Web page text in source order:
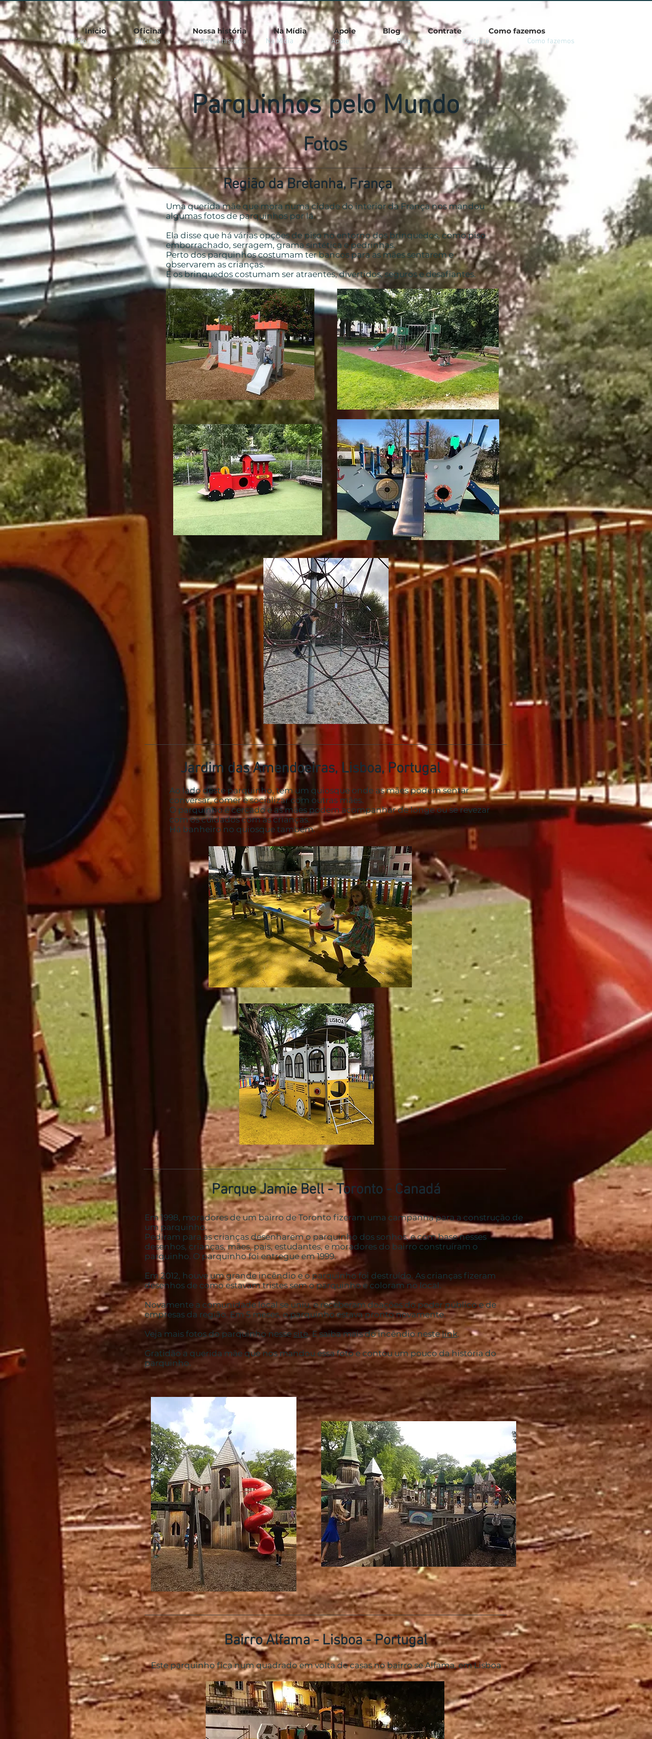
Início Oficinas Nossa história Na Mídia Apoie Blog Contrate Como fazemos
Parquinhos pelo Mundo
Fotos
Região da Bretanha, França
Uma querida mãe que mora numa cidade do interior da França nos mandou
algumas fotos de parquinhos por lá.
Ela disse que há várias opções de piso no entorno dos brinquedos, como piso
emborrachado, serragem, grama sintética e pedrinhas.
Perto dos parquinhos costumam ter bancos para as mães sentarem e
observarem as crianças.
E os brinquedos costumam ser atraentes, divertidos, seguros e desafiantes.
Jardim das Amendoeiras, Lisboa, Portugal
Ao lado deste parquinho, tem um quiosque onde as mães podem sentar
conversar, comer e socializar com outras mães.
O parquinho é cercado e as mães podem acompanhar de longe ou se revezar
com os cuidados com as crianças.
Há banheiro no quiosque também.
Parque Jamie Bell - Toronto - Canadá
Em 1998, moradores de um bairro de Toronto fizeram uma campanha para a construção de
um parquinho.
Pediram para as crianças desenharem o parquinho dos sonhos, e com base nesses
desenhos, crianças, mães, pais, estudantes, e moradores do bairro construíram o
parquinho. O parquinho foi entregue em 1999.
Em 2012, houve um grande incêndio e o parquinho foi destruído. As crianças fizeram
desenhos de como estavam tristes sem o parquinho e coloram no local.
Novamente a comunidade local se uniu, e receberam doações do poder público e de
empresas da região. Em 5 meses, o parquinho estava pronto novamente.
Veja mais fotos do parquinho nesse site. E saiba mais do incêndio nestelink.
Gratidão a querida mãe que nos mandou essa foto e contou um pouco da história do
parquinho.
Bairro Alfama - Lisboa - Portugal
Este parquinho fica num quadrado em volta de casas no bairro se Alfama, em Lisboa
Início Oficinas Nossa história Na Mídia Apoie Blog Contrate Como fazemos